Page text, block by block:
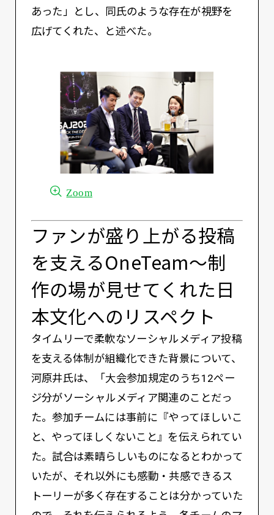
あった」とし、同氏のような存在が視野を
広げてくれた、と述べた。
Zoom
ファンが盛り上がる投稿
を支えるOneTeam〜制
作の場が見せてくれた日
本文化へのリスペクト
タイムリーで柔軟なソーシャルメディア投稿
を支える体制が組織化できた背景について、
河原井氏は、「大会参加規定のうち12ペー
ジ分がソーシャルメディア関連のことだっ
た。参加チームには事前に『やってほしいこ
と、やってほしくないこと』を伝えられてい
た。試合は素晴らしいものになるとわかって
いたが、それ以外にも感動・共感できるス
トーリーが多く存在することは分かっていた